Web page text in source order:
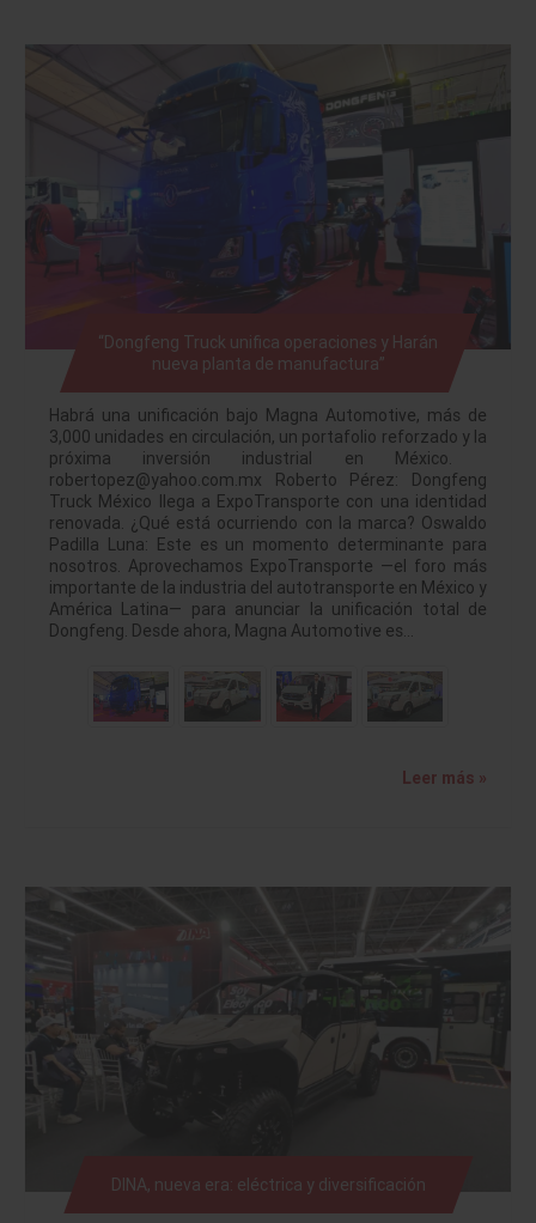
“Dongfeng Truck unifica operaciones y Harán
nueva planta de manufactura”
Habrá una unificación bajo Magna Automotive, más de
3,000 unidades en circulación, un portafolio reforzado y la
próxima inversión industrial en México.
robertopez@yahoo.com.mx Roberto Pérez: Dongfeng
Truck México llega a ExpoTransporte con una identidad
renovada. ¿Qué está ocurriendo con la marca? Oswaldo
Padilla Luna: Este es un momento determinante para
nosotros. Aprovechamos ExpoTransporte —el foro más
importante de la industria del autotransporte en México y
América Latina— para anunciar la unificación total de
Dongfeng. Desde ahora, Magna Automotive es…
Leer más »
DINA, nueva era: eléctrica y diversificación